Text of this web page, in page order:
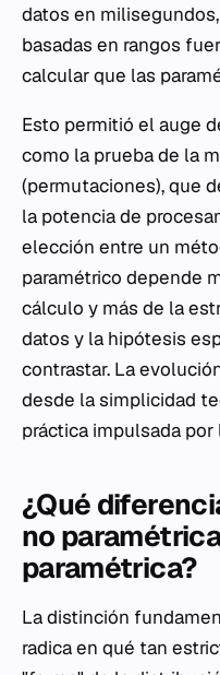
datos en
basadas en rangos
calcular que las
Esto permitió el auge
como la prueba de la
(permutaciones), que
la potencia de
elección entre un
paramétrico depende
cálculo y más de la
datos y la hipótesis
contrastar. La
desde la simplicidad
práctica impulsada
¿Qué
no
paramétrica?
La distinción
radica en qué tan